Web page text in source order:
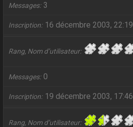
Messages 3
Inscription 16 décembre 2003, 22:19
Rang, Nom d’utilisateur
Messages 0
Inscription 19 décembre 2003, 17:46
Rang, Nom d’utilisateur